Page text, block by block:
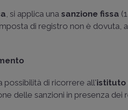
, si applica una sanzione fissa
di registro non è
possibilità di ricorrere all'istituto
delle sanzioni in presenza dei